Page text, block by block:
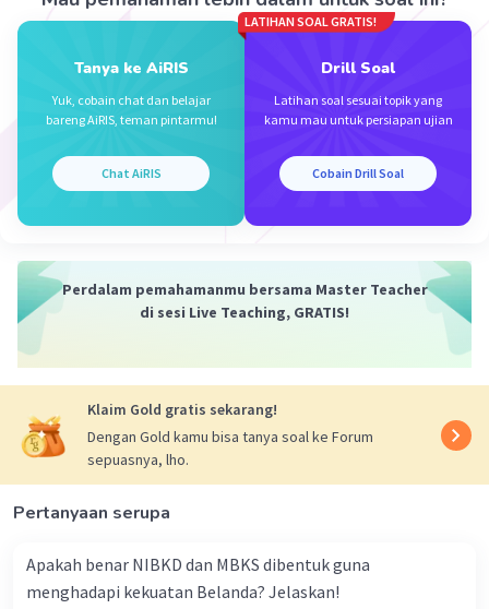
Tanya ke AiRIS
Yuk, cobain chat dan belajar
bareng AiRIS, teman pintarmu!
Chat AiRIS
LATIHAN SOAL GRATIS!
Drill Soal
Latihan soal sesuai topik yang
kamu mau untuk persiapan ujian
Cobain Drill Soal
Perdalam pemahamanmu bersama Master Teacher
di sesi Live Teaching, GRATIS!
Klaim Gold gratis sekarang!
Dengan Gold kamu bisa tanya soal ke Forum
sepuasnya, lho.
Pertanyaan serupa
Apakah benar NIBKD dan MBKS dibentuk guna
menghadapi kekuatan Belanda? Jelaskan!